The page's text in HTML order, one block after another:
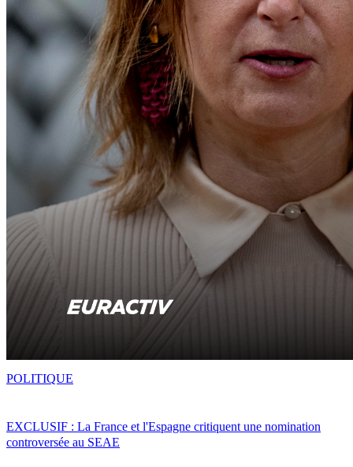
EXCLUSIF : La France et l'Espagne critiquent une nomination
controversée au SEAE
POLITIQUE